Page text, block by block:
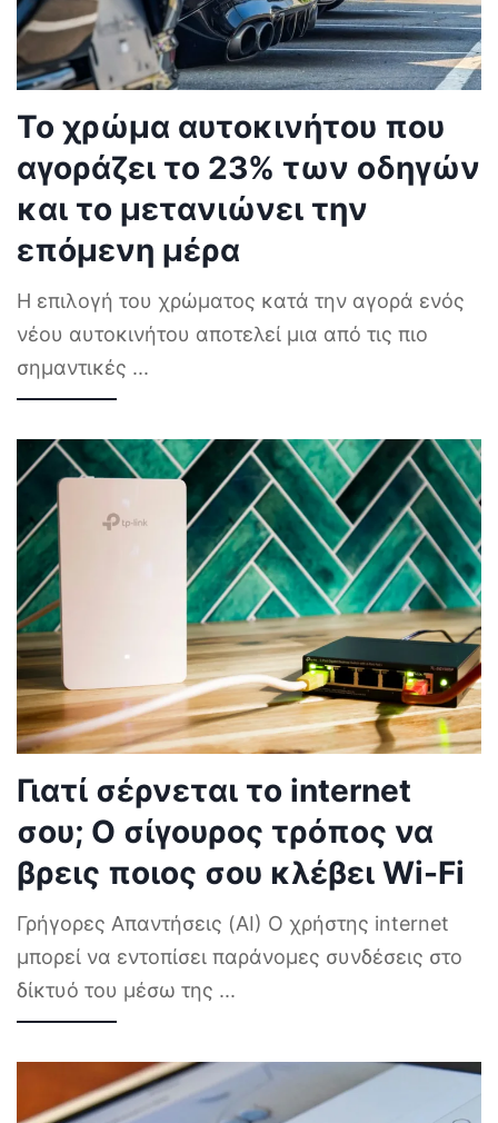
Το χρώμα αυτοκινήτου που
αγοράζει το 23% των οδηγών
και το μετανιώνει την
επόμενη μέρα
Η επιλογή του χρώματος κατά την αγορά ενός
νέου αυτοκινήτου αποτελεί μια από τις πιο
σημαντικές ...
Γιατί σέρνεται το internet
σου; Ο σίγουρος τρόπος να
βρεις ποιος σου κλέβει Wi-Fi
Γρήγορες Απαντήσεις (AI) Ο χρήστης internet
μπορεί να εντοπίσει παράνομες συνδέσεις στο
δίκτυό του μέσω της ...